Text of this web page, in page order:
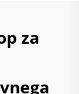
za